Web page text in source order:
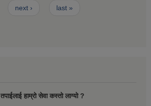
next › last »
तपाईलाई हाम्रो सेवा कस्तो लाग्यो ?